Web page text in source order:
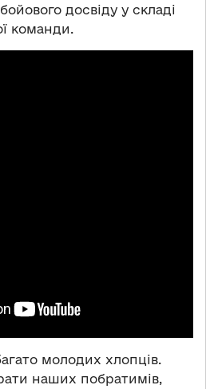
досвіду у складі
команди.
молодих хлопців.
наших побратимів,